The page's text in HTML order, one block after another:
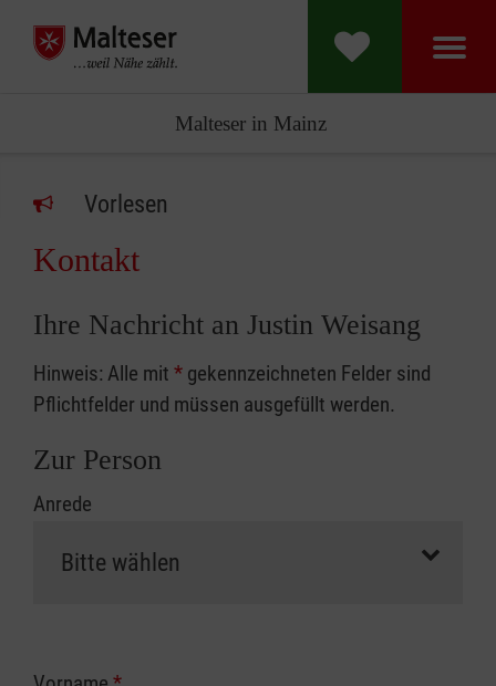
Malteser in Mainz
Vorlesen
Kontakt
Ihre Nachricht an Justin Weisang
Hinweis: Alle mit * gekennzeichneten Felder sind
Pflichtfelder und müssen ausgefüllt werden.
Zur Person
Anrede